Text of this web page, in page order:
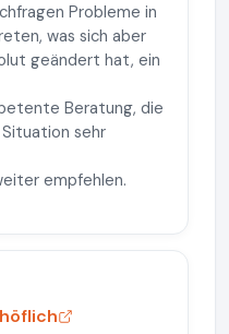
Probleme in
was sich aber
geändert hat, ein
Beratung, die
sehr
empfehlen.